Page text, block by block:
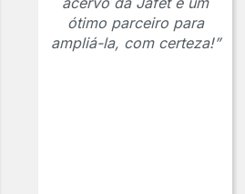
ótimo parceiro para
ampliá-la, com certeza!”